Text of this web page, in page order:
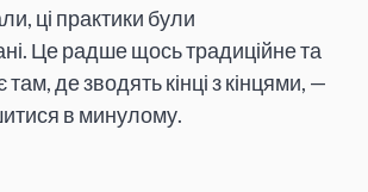
ці практики були
Це радше щось традиційне та
де зводять кінці з кінцями, —
в минулому.